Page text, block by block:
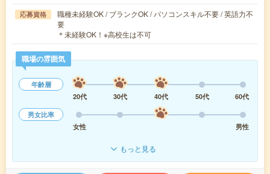
応募資格
職種未経験OK / ブランクOK / パソコンスキル不要 / 英語力不
要
＊未経験OK！※高校生は不可
職場の雰囲気
年齢層
20代
30代 40代 50代
60代
男女比率
女性
男性
もっと見る